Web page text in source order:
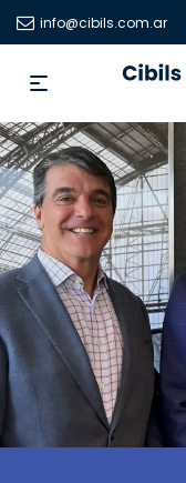
info@cibils.com.ar